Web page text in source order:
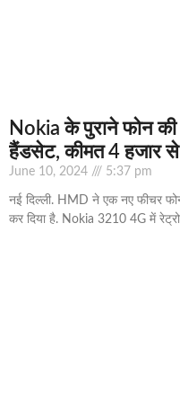
Nokia के पुराने फोन की
हैंडसेट, कीमत 4 हजार
June 10, 2024 5:37 pm
नई दिल्ली. HMD ने एक नए फीचर
कर दिया है. Nokia 3210 4G में